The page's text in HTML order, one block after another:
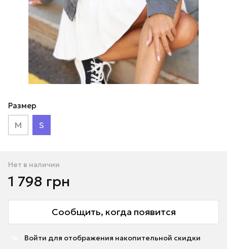
Размер
M S
Нет в наличии
1 798 грн
Сообщить, когда появится
Войти для отображения накопительной скидки